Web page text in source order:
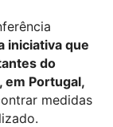
iniciativa que
do
em Portugal,
medidas